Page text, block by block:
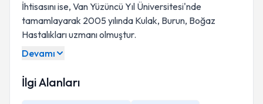
İhtisasını ise, Van Yüzüncü Yıl Üniversitesi'nde
tamamlayarak 2005 yılında Kulak, Burun, Boğaz
Hastalıkları uzmanı olmuştur.
Devamı
İlgi Alanları